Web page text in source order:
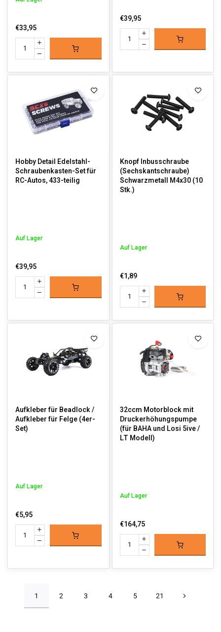
€33,95
€39,95
Hobby Detail Edelstahl-
Schraubenkasten-Set für
RC-Autos, 433-teilig
Auf Lager
€39,95
Knopf Inbusschraube
(Sechskantschraube)
Schwarzmetall M4x30 (10
Stk.)
Auf Lager
€1,89
Aufkleber für Beadlock /
Aufkleber für Felge (4er-
Set)
Auf Lager
€5,95
32ccm Motorblock mit
Druckerhöhungspumpe
(für BAHA und Losi 5ive /
LT Modell)
Auf Lager
€164,75
1 2 3 4 5 21